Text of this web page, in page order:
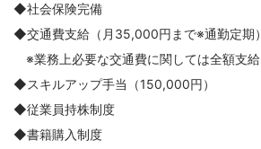
◆社会保険完備
◆交通費支給（月35,000円まで※通勤定期）
※業務上必要な交通費に関しては全額支給
◆スキルアップ手当（150,000円）
◆従業員持株制度
◆書籍購入制度